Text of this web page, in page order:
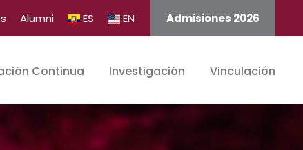
Alumni ES EN Admisiones 2026
Continua Investigación Vinculación